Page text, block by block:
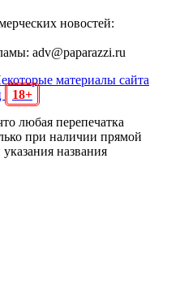
новостей:
adv@paparazzi.ru
материалы сайта
18+
любая перепечатка
при наличии прямой
названия